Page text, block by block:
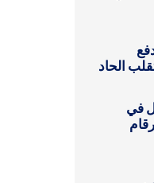
الحاد
في